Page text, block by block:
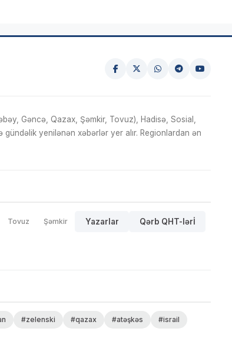
Gəncə, Qazax, Şəmkir, Tovuz), Hadisə, Sosial,
yenilənən xəbərlər yer alır. Regionlardan ən
Tovuz Şəmkir Yazarlar Qərb QHT-lərİ
#zelenski #qazax #atəşkəs
#israil